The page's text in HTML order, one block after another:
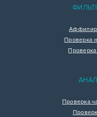
Проверка
Проверка
Проверка